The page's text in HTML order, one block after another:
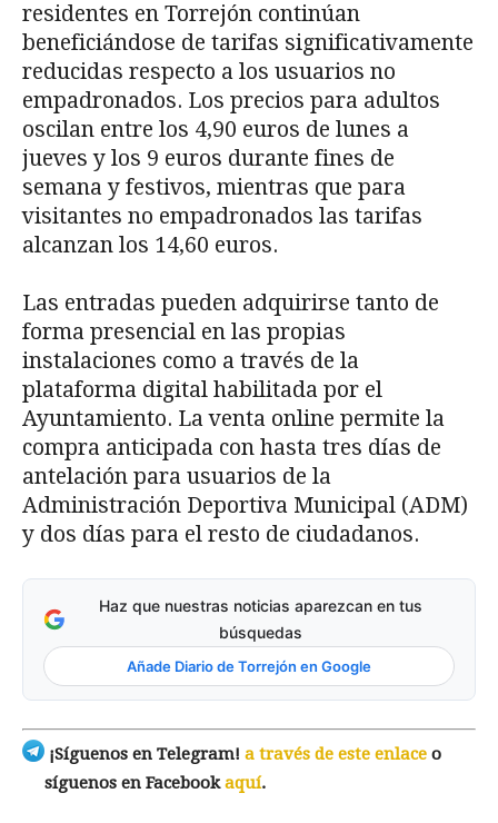
residentes en Torrejón continúan
beneficiándose de tarifas significativamente
reducidas respecto a los usuarios no
empadronados. Los precios para adultos
oscilan entre los 4,90 euros de lunes a
jueves y los 9 euros durante fines de
semana y festivos, mientras que para
visitantes no empadronados las tarifas
alcanzan los 14,60 euros.
Las entradas pueden adquirirse tanto de
forma presencial en las propias
instalaciones como a través de la
plataforma digital habilitada por el
Ayuntamiento. La venta online permite la
compra anticipada con hasta tres días de
antelación para usuarios de la
Administración Deportiva Municipal (ADM)
y dos días para el resto de ciudadanos.
Haz que nuestras noticias aparezcan en tus
búsquedas
Añade Diario de Torrejón en Google
¡Síguenos en Telegram! a través de este enlace o
síguenos en Facebookaquí.